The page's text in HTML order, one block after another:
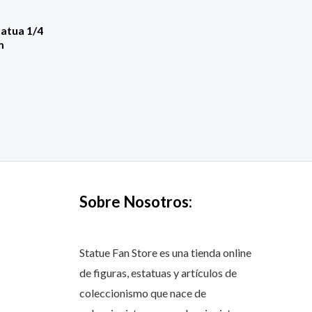
1/4
Sobre Nosotros:
Statue Fan Store es una tienda online
de figuras, estatuas y artículos de
coleccionismo que nace de